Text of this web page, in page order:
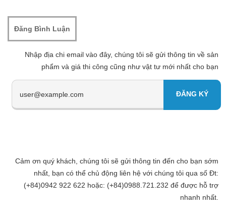
Nhập địa chi email vào đây, chúng tôi sẽ gửi thông tin về sản
phẩm và giá thi công cũng như vật tư mới nhất cho bạn
Cảm ơn quý khách, chúng tôi sẽ gửi thông tin đến cho bạn sớm
nhất, bạn có thể chủ động liên hệ với chúng tôi qua số Đt:
(+84)0942 922 622 hoặc: (+84)0988.721.232 để được hỗ trợ
nhanh nhất.